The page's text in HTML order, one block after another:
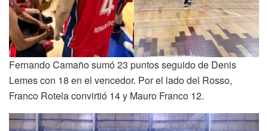
Fernando Camaño sumó 23 puntos seguido de Denis
Lemes con 18 en el vencedor. Por el lado del Rosso,
Franco Rotela convirtió 14 y Mauro Franco 12.